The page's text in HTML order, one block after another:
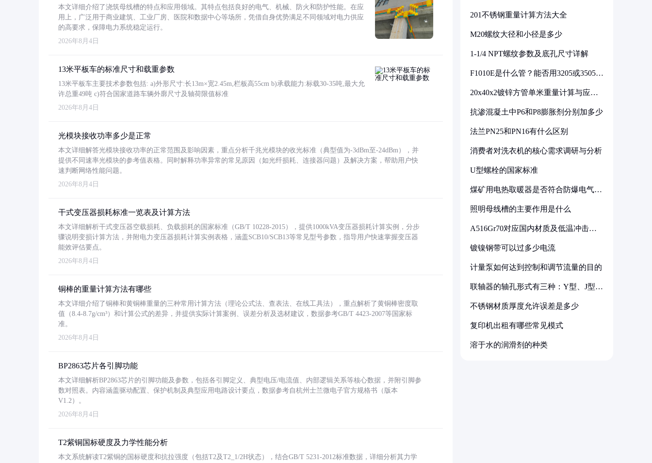
本文详细介绍了浇筑母线槽的特点和应用领域。其特点包括良好的电气、机械、防火和防护性能。在应
用上，广泛用于商业建筑、工业厂房、医院和数据中心等场所，凭借自身优势满足不同领域对电力供应
的高要求，保障电力系统稳定运行。
2026年8月4日
13米平板车的标准尺寸和载重参数
13米平板车主要技术参数包括: a)外形尺寸:长13m×宽2.45m,栏板高55cm b)承载能力:标载30-35吨,最大允
许总重49吨 c)符合国家道路车辆外廓尺寸及轴荷限值标准
2026年8月4日
光模块接收功率多少是正常
本文详细解答光模块接收功率的正常范围及影响因素，重点分析千兆光模块的收光标准（典型值为-3dBm至-24dBm），并
提供不同速率光模块的参考值表格。同时解释功率异常的常见原因（如光纤损耗、连接器问题）及解决方案，帮助用户快
速判断网络性能问题。
2026年8月4日
干式变压器损耗标准一览表及计算方法
本文详细解析干式变压器空载损耗、负载损耗的国家标准（GB/T 10228-2015），提供1000kVA变压器损耗计算实例，分步
骤说明变损计算方法，并附电力变压器损耗计算实例表格，涵盖SCB10/SCB13等常见型号参数，指导用户快速掌握变压器
能效评估要点。
2026年8月4日
铜棒的重量计算方法有哪些
本文详细介绍了铜棒和黄铜棒重量的三种常用计算方法（理论公式法、查表法、在线工具法），重点解析了黄铜棒密度取
值（8.4-8.7g/cm³）和计算公式的差异，并提供实际计算案例、误差分析及选材建议，数据参考GB/T 4423-2007等国家标
准。
2026年8月4日
BP2863芯片各引脚功能
本文详细解析BP2863芯片的引脚功能及参数，包括各引脚定义、典型电压/电流值、内部逻辑关系等核心数据，并附引脚参
数对照表。内容涵盖驱动配置、保护机制及典型应用电路设计要点，数据参考自杭州士兰微电子官方规格书（版本
V1.2）。
2026年8月4日
T2紫铜国标硬度及力学性能分析
本文系统解读T2紫铜的国标硬度和抗拉强度（包括T2及T2_1/2H状态），结合GB/T 5231-2012标准数据，详细分析其力学
201不锈钢重量计算方法大全
M20螺纹大径和小径是多少
1-1/4 NPT螺纹参数及底孔尺寸详解
F1010E是什么管？能否用3205或3505代
20x40x2镀锌方管单米重量计算与应用
抗渗混凝土中P6和P8膨胀剂分别加多少
法兰PN25和PN16有什么区别
消费者对洗衣机的核心需求调研与分析
U型螺栓的国家标准
煤矿用电热取暖器是否符合防爆电气设
照明母线槽的主要作用是什么
A516Gr70对应国内材质及低温冲击要
镀镍钢带可以过多少电流
计量泵如何达到控制和调节流量的目的
联轴器的轴孔形式有三种：Y型、J型、
不锈钢材质厚度允许误差是多少
复印机出租有哪些常见模式
溶于水的润滑剂的种类